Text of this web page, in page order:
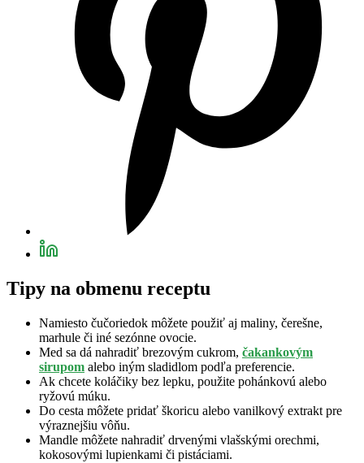
Tipy na obmenu receptu
Namiesto čučoriedok môžete použiť aj maliny, čerešne,
marhule či iné sezónne ovocie.
Med sa dá nahradiť brezovým cukrom, čakankovým
sirupom alebo iným sladidlom podľa preferencie.
Ak chcete koláčiky bez lepku, použite pohánkovú alebo
ryžovú múku.
Do cesta môžete pridať škoricu alebo vanilkový extrakt pre
výraznejšiu vôňu.
Mandle môžete nahradiť drvenými vlašskými orechmi,
kokosovými lupienkami či pistáciami.